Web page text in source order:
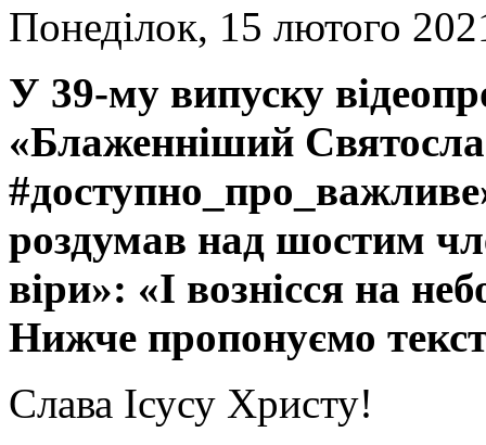
Понеділок, 15 лютого
У 39-му випуску
«Блаженніший
роздумав над шостим
віри»: «І вознісся на
Нижче пропонуємо
Слава Ісусу Христу!